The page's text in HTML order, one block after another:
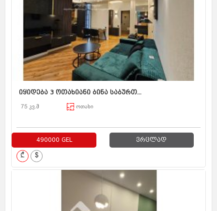
იყიდება 3 ოთახიანი ბინა საბურთ...
75 კვ.მ ოთახი
490000 GEL ვრცლად
₾ $